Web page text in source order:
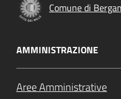
Comune di
AMMINISTRAZIONE
Aree Amministrative